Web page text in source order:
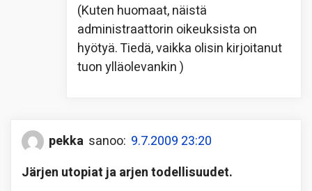
(Kuten huomaat, näistä
administraattorin oikeuksista on
hyötyä. Tiedä, vaikka olisin kirjoitanut
tuon ylläolevankin)
pekka sanoo: 9.7.2009 23:20
Järjen utopiat ja arjen todellisuudet.